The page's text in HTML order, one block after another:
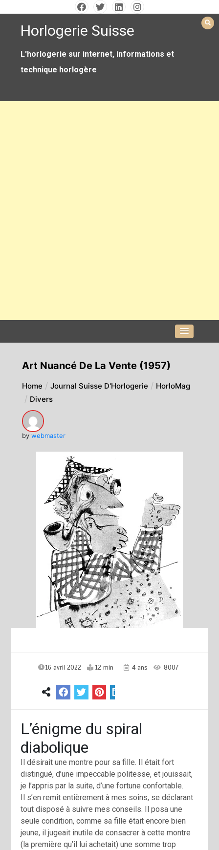
contentHorlogerie Suisse
L'horlogerie sur internet, informations et
technique horlogère
Art Nuancé De La Vente (1957)
Home Journal Suisse D'Horlogerie
HorloMag
Divers
by webmaster
16 avril 2022 12 min 4 ans 8007
L’énigme du spiral
diabolique
Il désirait une montre pour sa fille. Il était fort
distingué, d’une impeccable politesse, et jouissait,
je l’appris par la suite, d’une fortune confortable.
Il s’en remit entièrement à mes soins, se déclarant
tout disposé à suivre mes conseils. Il posa une
seule condition, comme sa fille était encore bien
jeune, il jugeait inutile de consacrer à cette montre
(la première qu’il lui achetait) une somme trop